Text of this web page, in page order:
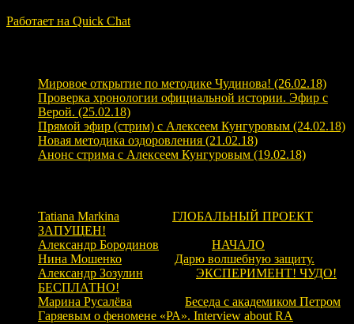
Работает на Quick Chat
Мировое открытие по методике Чудинова! (26.02.18)
Проверка хронологии официальной истории. Эфир с
Верой. (25.02.18)
Прямой эфир (стрим) с Алексеем Кунгуровым (24.02.18)
Новая методика оздоровления (21.02.18)
Анонс стрима с Алексеем Кунгуровым (19.02.18)
Tatiana Markina
ГЛОБАЛЬНЫЙ ПРОЕКТ
ЗАПУЩЕН!
Александр Бородинов
НАЧАЛО
Нина Мошенко
Дарю волшебную защиту.
Александр Зозулин
ЭКСПЕРИМЕНТ! ЧУДО!
БЕСПЛАТНО!
Марина Русалёва
Беседа с академиком Петром
Гаряевым о феномене «РА». Interview about RA